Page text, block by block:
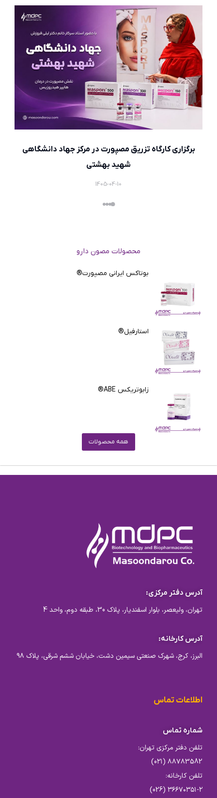
برگزاری کارگاه تزریق مصپورت در مرکز جهاد دانشگاهی
شهید بهشتی
1405-04-10
محصولات مصون دارو
بوتاکس ایرانی مصپورت®
استارفیل®
زابوتریکس ABE®
همه محصولات
آدرس دفتر مرکزی:
تهران، ولیعصر، بلوار اسفندیار، پلاک 30، طبقه دوم، واحد 4
آدرس کارخانه:
البرز، کرج، شهرک صنعتی سیمین دشت، خیابان ششم شرقی، پلاک ۹۸
اطلاعات تماس
شماره تماس
تلفن دفتر مرکزی تهران:
۸۸۷۸3582 (0۲۱)
تلفن کارخانه:
۳۶۶۷۰۳۵۱-۲ (026)